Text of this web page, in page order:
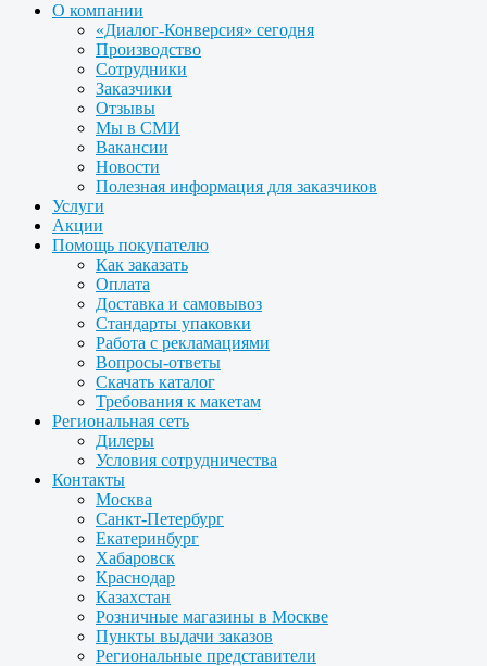
О компании
«Диалог-Конверсия» сегодня
Производство
Сотрудники
Заказчики
Отзывы
Мы в СМИ
Вакансии
Новости
Полезная информация для заказчиков
Услуги
Акции
Помощь покупателю
Как заказать
Оплата
Доставка и самовывоз
Стандарты упаковки
Работа с рекламациями
Вопросы-ответы
Скачать каталог
Требования к макетам
Региональная сеть
Дилеры
Условия сотрудничества
Контакты
Москва
Санкт-Петербург
Екатеринбург
Хабаровск
Краснодар
Казахстан
Розничные магазины в Москве
Пункты выдачи заказов
Региональные представители